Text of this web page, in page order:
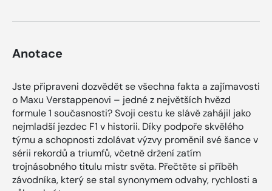
Anotace
Jste připraveni dozvědět se všechna fakta a zajímavosti
o Maxu Verstappenovi – jedné z největších hvězd
formule 1 současnosti? Svoji cestu ke slávě zahájil jako
nejmladší jezdec F1 v historii. Díky podpoře skvělého
týmu a schopnosti zdolávat výzvy proměnil své šance v
sérii rekordů a triumfů, včetně držení zatím
trojnásobného titulu mistr světa. Přečtěte si příběh
závodníka, který se stal synonymem odvahy, rychlosti a